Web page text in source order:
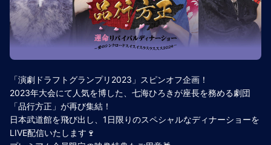
「演劇ドラフトグランプリ2023」スピンオフ企画！
2023年大会にて人気を博した、七海ひろきが座長を務める劇団
「品行方正」が再び集結！
日本武道館を飛び出し、1日限りのスペシャルなディナーショーを
LIVE配信いたします🍷